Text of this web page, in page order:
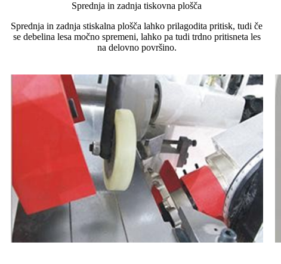
Sprednja in zadnja tiskovna plošča
Sprednja in zadnja stiskalna plošča lahko prilagodita pritisk, tudi če
se debelina lesa močno spremeni, lahko pa tudi trdno pritisneta les
na delovno površino.